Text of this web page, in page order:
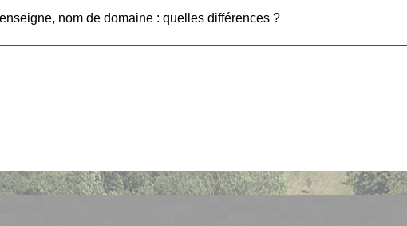
nom de domaine : quelles différences ?